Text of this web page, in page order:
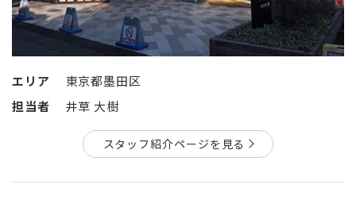
エリア
東京都墨田区
担当者
井草 大樹
スタッフ紹介ページを見る